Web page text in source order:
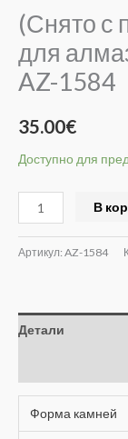
(Снято с
для
AZ-1584
35.00€
Доступно для
алмазной
живописи
Lemons
1584
В
Артикул: AZ-1584
Детали
Форма камней